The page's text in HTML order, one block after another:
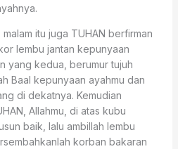
malam itu juga TUHAN berfirman
lembu jantan kepunyaan
yang kedua, berumur tujuh
Baal kepunyaan ayahmu dan
di dekatnya. Kemudian
Allahmu, di atas kubu
baik, lalu ambillah lembu
korban bakaran